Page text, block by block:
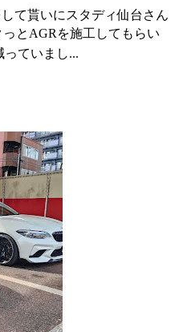
て貰いにスタディ仙台さん
とAGRを施工してもらい
ていまし...